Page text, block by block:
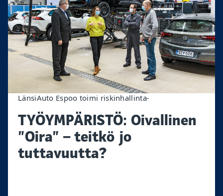
LänsiAuto Espoo toimi riskinhallinta-
TYÖYMPÄRISTÖ: Oivallinen
”Oira” – teitkö jo
tuttavuutta?